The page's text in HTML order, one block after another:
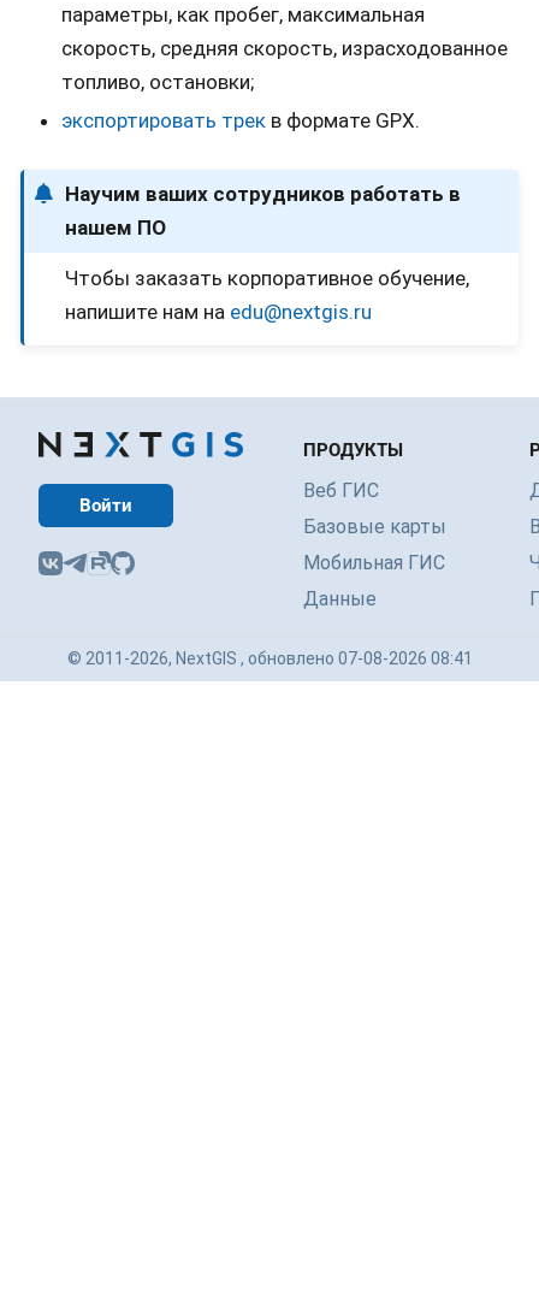
параметры, как пробег, максимальная
скорость, средняя скорость, израсходованное
топливо, остановки;
экспортировать трек в формате GPX.
Научим ваших сотрудников работать в
нашем ПО
Чтобы заказать корпоративное обучение,
напишите нам на edu@nextgis.ru
Войти
ПРОДУКТЫ
Веб ГИС
Базовые карты
Мобильная ГИС
Данные
© 2011-2026, NextGIS , обновлено 07-08-2026 08:41